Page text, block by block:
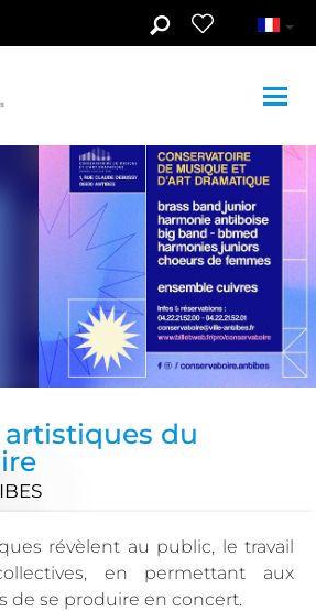
artistiques du
révèlent au public, le travail
en permettant aux
de se produire en concert.